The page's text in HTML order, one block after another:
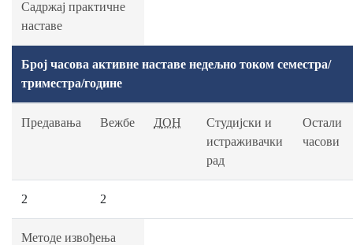
Садржај практичне
наставе
Број часова активне наставе недељно током семестра/
триместра/године
Предавања Вежбе ДОН
Студијски и
истраживачки
рад
Остали
часови
2 2
Методе извођења